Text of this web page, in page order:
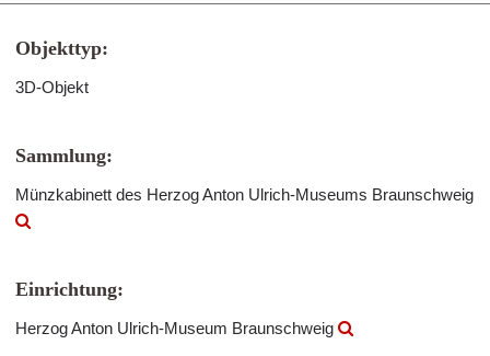
Objekttyp:
3D-Objekt
Sammlung:
Münzkabinett des Herzog Anton Ulrich-Museums Braunschweig
Einrichtung:
Herzog Anton Ulrich-Museum Braunschweig